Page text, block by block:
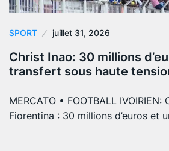
SPORT juillet 31, 2026
Christ Inao: 30 millions
transfert sous haute
MERCATO • FOOTBALL
Fiorentina : 30 millions d’euros et